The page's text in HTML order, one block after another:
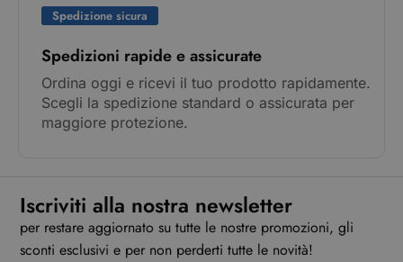
Spedizione sicura
Spedizioni rapide e assicurate
Ordina oggi e ricevi il tuo prodotto rapidamente.
Scegli la spedizione standard o assicurata per
maggiore protezione.
Iscriviti alla nostra newsletter
per restare aggiornato su tutte le nostre promozioni, gli
sconti esclusivi e per non perderti tutte le novità!